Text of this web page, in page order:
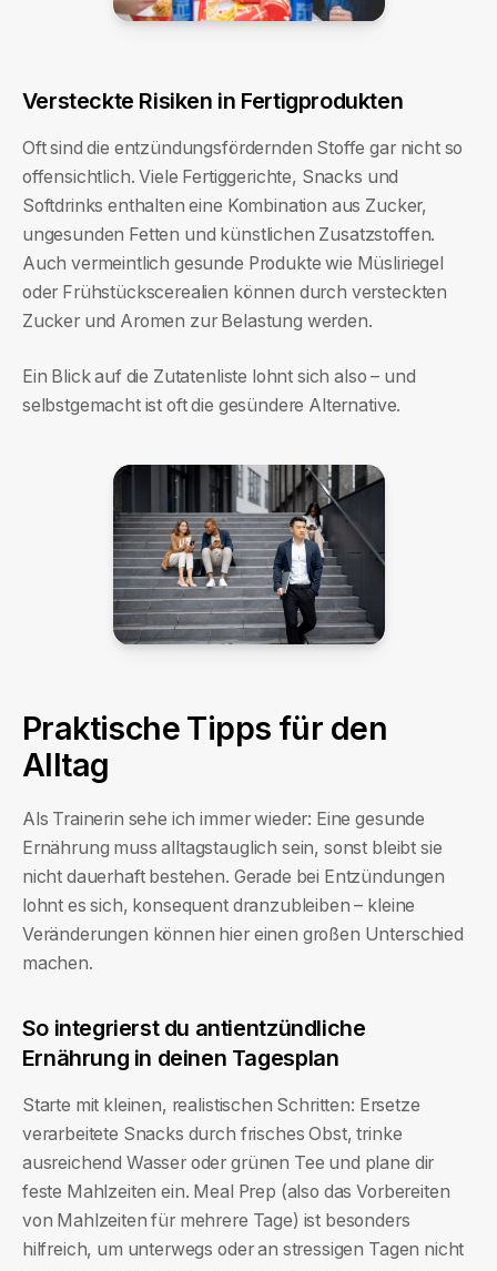
Versteckte Risiken in Fertigprodukten
Oft sind die entzündungsfördernden Stoffe gar nicht so
offensichtlich. Viele Fertiggerichte, Snacks und
Softdrinks enthalten eine Kombination aus Zucker,
ungesunden Fetten und künstlichen Zusatzstoffen.
Auch vermeintlich gesunde Produkte wie Müsliriegel
oder Frühstückscerealien können durch versteckten
Zucker und Aromen zur Belastung werden.
Ein Blick auf die Zutatenliste lohnt sich also – und
selbstgemacht ist oft die gesündere Alternative.
Praktische Tipps für den
Alltag
Als Trainerin sehe ich immer wieder: Eine gesunde
Ernährung muss alltagstauglich sein, sonst bleibt sie
nicht dauerhaft bestehen. Gerade bei Entzündungen
lohnt es sich, konsequent dranzubleiben – kleine
Veränderungen können hier einen großen Unterschied
machen.
So integrierst du antientzündliche
Ernährung in deinen Tagesplan
Starte mit kleinen, realistischen Schritten: Ersetze
verarbeitete Snacks durch frisches Obst, trinke
ausreichend Wasser oder grünen Tee und plane dir
feste Mahlzeiten ein. Meal Prep (also das Vorbereiten
von Mahlzeiten für mehrere Tage) ist besonders
hilfreich, um unterwegs oder an stressigen Tagen nicht